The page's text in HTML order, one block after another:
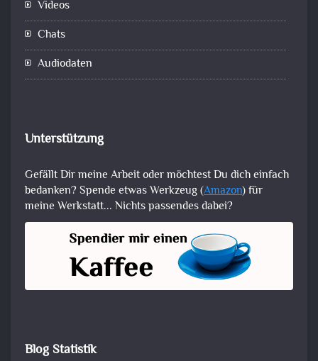
Videos
Chats
Audiodaten
Unterstützung
Gefällt Dir meine Arbeit oder möchtest Du dich einfach
bedanken? Spende etwas Werkzeug (Amazon) für
meine Werkstatt... Nichts passendes dabei?
Blog Statistik